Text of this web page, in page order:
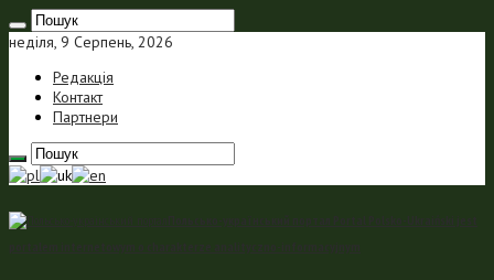
неділя, 9 Серпень, 2026
Редакція
Контакт
Партнери